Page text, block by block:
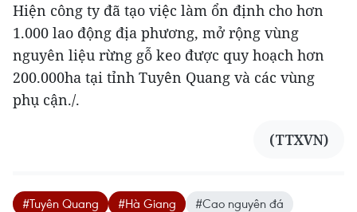
Hiện công ty đã tạo việc làm ổn định cho hơn
1.000 lao động địa phương, mở rộng vùng
nguyên liệu rừng gỗ keo được quy hoạch hơn
200.000ha tại tỉnh Tuyên Quang và các vùng
phụ cận./.
(TTXVN)
#Tuyên Quang #Hà Giang
#Cao nguyên đá